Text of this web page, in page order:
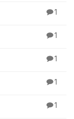
1
1
1
1
1